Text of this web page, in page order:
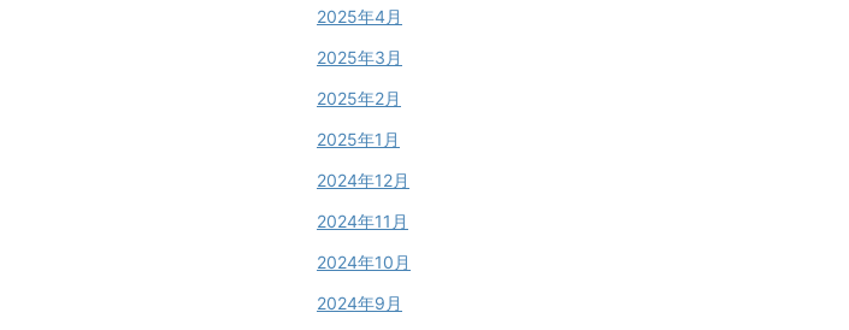
2025年4月
2025年3月
2025年2月
2025年1月
2024年12月
2024年11月
2024年10月
2024年9月